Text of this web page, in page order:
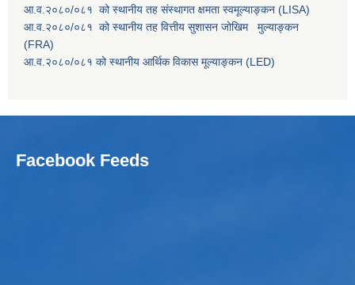
आ.व.२०८०/०८१ को स्थानीय तह संस्थागत क्षमता स्वमूल्याङ्कन (LISA)
आ.व.२०८०/०८१ को स्थानीय तह वित्तीय सुशासन जोखिम मुल्याङ्कन
(FRA)
आ.व.२०८०/०८१ को स्थानीय आर्थिक विकास मूल्याङ्कन (LED)
Facebook Feeds